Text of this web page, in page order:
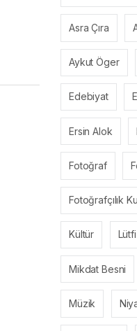
Asra Çıra
Aykut Öger
Edebiyat
Ersin Alok
Fotoğraf
Fotoğrafçılık
Kültür
Mikdat Besni
Müzik